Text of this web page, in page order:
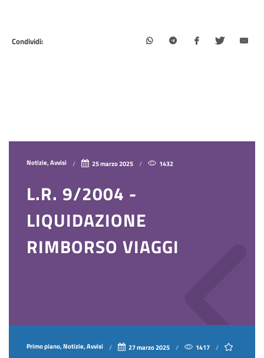
Condividi:
Notizie, Avvisi 25 marzo 2025 1432
L.R. 9/2004 -
LIQUIDAZIONE
RIMBORSO VIAGGI
Primo piano, Notizie, Avvisi 27 marzo 2025 1417